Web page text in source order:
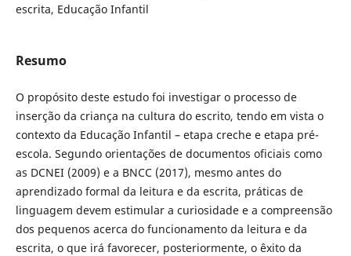
escrita, Educação Infantil
Resumo
O propósito deste estudo foi investigar o processo de
inserção da criança na cultura do escrito, tendo em vista o
contexto da Educação Infantil – etapa creche e etapa pré-
escola. Segundo orientações de documentos oficiais como
as DCNEI (2009) e a BNCC (2017), mesmo antes do
aprendizado formal da leitura e da escrita, práticas de
linguagem devem estimular a curiosidade e a compreensão
dos pequenos acerca do funcionamento da leitura e da
escrita, o que irá favorecer, posteriormente, o êxito da